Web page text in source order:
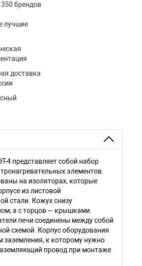
350 брендов
лучшие
доставка
4 представляет собой набор
элементов.
на изоляторах, которые
из листовой
стали. Кожух снизу
а с торцов — крышками.
печи соединены между собой
схемой. Корпус оборудования
заземления, к которому нужно
провод при монтаже